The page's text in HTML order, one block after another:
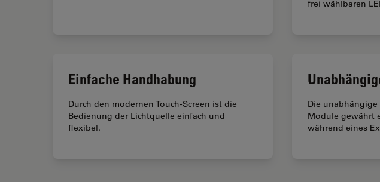
frei wählbaren
Einfache Handhabung
Durch den modernen Touch-Screen ist die
Bedienung der Lichtquelle einfach und
flexibel.
Die unabhängige
Module gewährt
während eines